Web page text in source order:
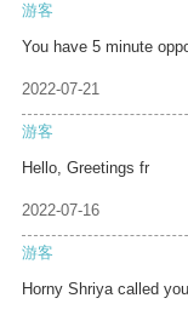
游客
You have 5 minute
2022-07-21
游客
Hello, Greetings fr
2022-07-16
游客
Horny Shriya called you